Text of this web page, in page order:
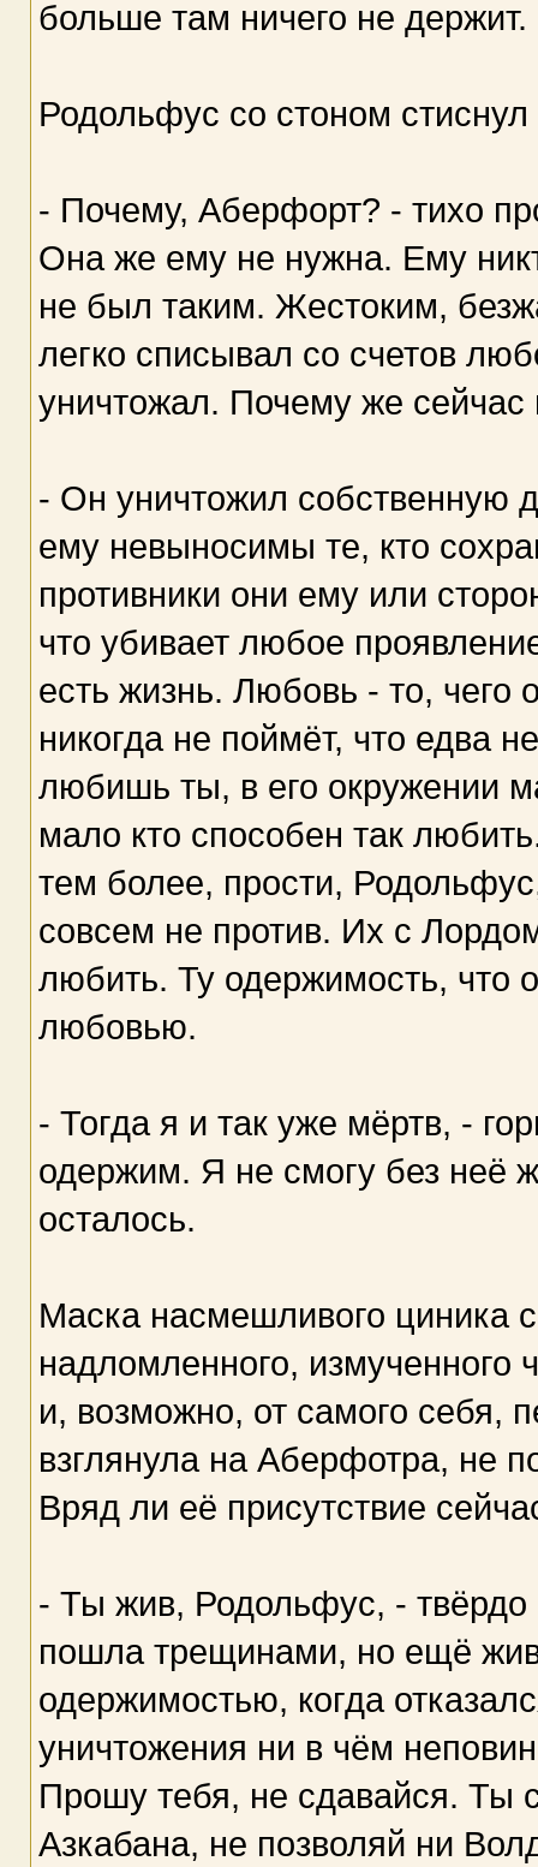
больше там ничего не держит.
Родольфус со стоном
- Почему, Аберфорт? - тихо
Она же ему не нужна. Ему
не был таким. Жестоким,
легко списывал со счетов
уничтожал. Почему же сейчас
- Он уничтожил собственную
ему невыносимы те, кто
противники они ему или
что убивает любое
есть жизнь. Любовь - то, чего
никогда не поймёт, что едва
любишь ты, в его окружении
мало кто способен так
тем более, прости,
совсем не против. Их с
любить. Ту одержимость, что
любовью.
- Тогда я и так уже мёртв, -
одержим. Я не смогу без неё
осталось.
Маска насмешливого циника
надломленного, измученного
и, возможно, от самого себя,
взглянула на Аберфотра, не
Вряд ли её присутствие
- Ты жив, Родольфус, -
пошла трещинами, но ещё
одержимостью, когда
уничтожения ни в чём
Прошу тебя, не сдавайся. Ты
Азкабана, не позволяй ни